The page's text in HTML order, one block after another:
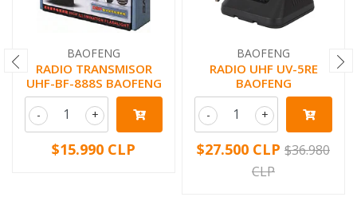
BAOFENG
RADIO TRANSMISOR
UHF-BF-888S BAOFENG
+
-
$15.990 CLP
BAOFENG
RADIO UHF UV-5RE
BAOFENG
+
-
$27.500 CLP $36.980
CLP